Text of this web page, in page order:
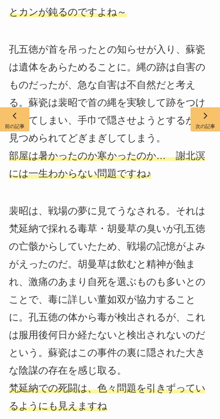
とカンが鈍るのですよね～
孔五徳が首を吊ったとの知らせが入り、蘇瓷
は遺体をあらためることに。縄の跡は自害の
ものだったが、急な自害は不自然だと考え
る。蘇瓷は裴昭で首の縄を実験して跡をつけ
させてしまい、手巾で隠させようとするが、
見つめられてどぎまぎしてしまう。
部屋は暑かったのか寒かったのか… 謝北溟
には一生わからない問題ですね♪
裴昭は、戦場の夢に見てうなされる。それは
梵延納で採れる毒草・胡曼草の臭いが孔五徳
の亡骸からしていたため、戦場の記憶がよみ
がえったのだ。胡曼草は飲むと精神が蝕ま
れ、激痛のあまり自死を選ぶものも多いとの
ことで、毒に詳しい董如双が協力すること
に。孔五徳の体から毒が検出されるが、これ
は服用後何日か経たないと検出されないのだ
という。蘇瓷はこの事件の裏に隠された大き
な陰謀の存在を感じ取る。
梵延納での死闘は、色々問題を引きずってい
るようにも見えますね
前の記事 次の記事